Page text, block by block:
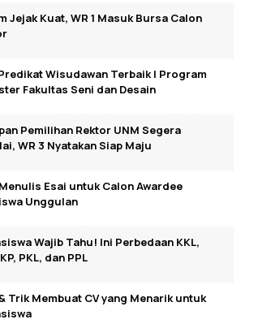
Jejak Kuat, WR 1 Masuk Bursa Calon
Wisudawan Terbaik I Program
Fakultas Seni dan Desain
Pemilihan Rektor UNM Segera
WR 3 Nyatakan Siap Maju
Esai untuk Calon Awardee
Unggulan
Wajib Tahu! Ini Perbedaan KKL,
PKL, dan PPL
Trik Membuat CV yang Menarik untuk